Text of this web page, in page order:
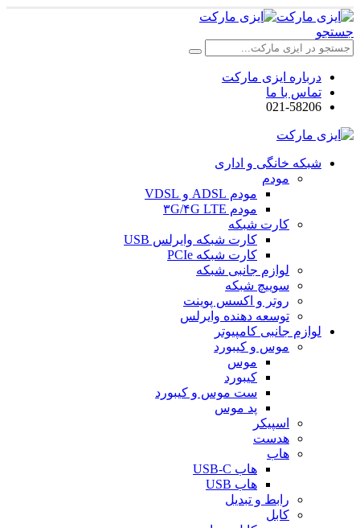
جستجو
درباره ایزی مارکت
تماس با ما
021-58206
شبکه خانگی و اداری
مودم
مودم ADSL و VDSL
مودم ۳G/۴G LTE
کارت شبکه
کارت شبکه وایرلس USB
کارت شبکه PCIe
لوازم جانبی شبکه
سوییچ شبکه
روتر و اکسس پوینت
توسعه دهنده وایرلس
لوازم جانبی کامپیوتر
موس و کیبورد
موس
کیبورد
ست موس و کیبورد
پد موس
اسپیکر
هدست
هاب
هاب USB-C
هاب USB
رابط و تبدیل
کابل